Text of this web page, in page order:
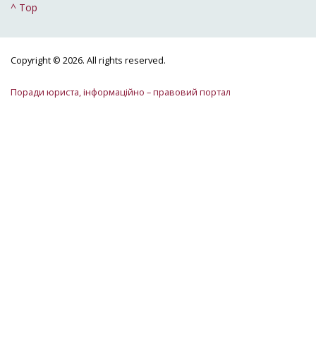
^ Top
Copyright © 2026. All rights reserved.
Поради юриста, інформаційно – правовий портал